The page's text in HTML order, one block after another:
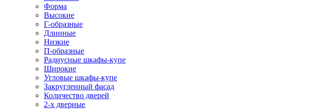
Форма
Высокие
Г-образные
Длинные
Низкие
П-образные
Радиусные шкафы-купе
Широкие
Угловые шкафы-купе
Закругленный фасад
Количество дверей
2-х дверные